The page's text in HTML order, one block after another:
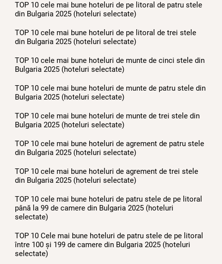
TOP 10 cele mai bune hoteluri de pe litoral de patru stele
din Bulgaria 2025 (hoteluri selectate)
TOP 10 cele mai bune hoteluri de pe litoral de trei stele
din Bulgaria 2025 (hoteluri selectate)
TOP 10 cele mai bune hoteluri de munte de cinci stele din
Bulgaria 2025 (hoteluri selectate)
TOP 10 cele mai bune hoteluri de munte de patru stele din
Bulgaria 2025 (hoteluri selectate)
TOP 10 cele mai bune hoteluri de munte de trei stele din
Bulgaria 2025 (hoteluri selectate)
TOP 10 cele mai bune hoteluri de agrement de patru stele
din Bulgaria 2025 (hoteluri selectate)
TOP 10 cele mai bune hoteluri de agrement de trei stele
din Bulgaria 2025 (hoteluri selectate)
TOP 10 cele mai bune hoteluri de patru stele de pe litoral
până la 99 de camere din Bulgaria 2025 (hoteluri
selectate)
TOP 10 Cele mai bune hoteluri de patru stele de pe litoral
între 100 și 199 de camere din Bulgaria 2025 (hoteluri
selectate)